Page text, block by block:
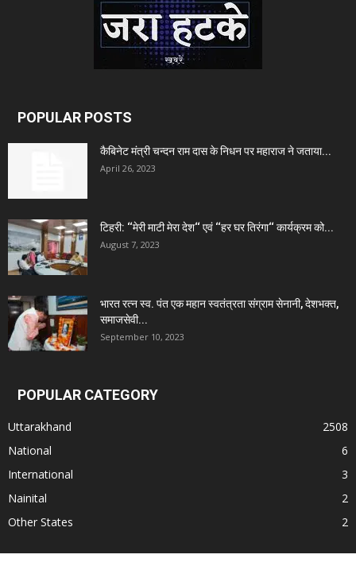
POPULAR POSTS
कैबिनेट मंत्री चन्दन राम दास के निधन पर महाराज ने जताया...
April 26, 2023
टिहरी: ‘‘मेरी माटी मेरा देश‘‘ एवं ‘‘हर घर तिरंगा‘‘ कार्यक्रम को...
August 7, 2023
भारत रत्न स्व. पंत एक महान स्वतंत्रता संग्राम सेनानी, देशभक्त,
समाजसेवी...
September 10, 2023
POPULAR CATEGORY
Uttarakhand
2508
National
6
International
3
Nainital
2
Other States
2